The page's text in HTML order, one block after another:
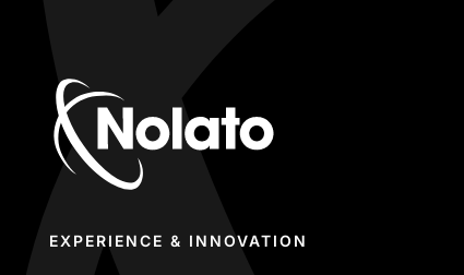
EXPERIENCE & INNOVATION